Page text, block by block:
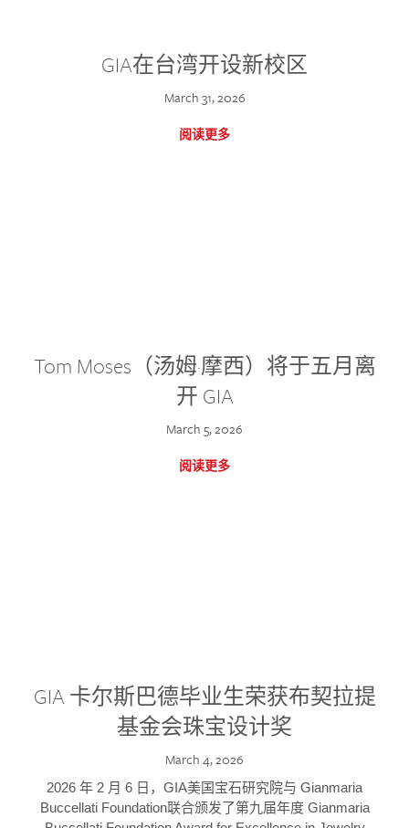
GIA在台湾开设新校区
March 31, 2026
阅读更多
Tom Moses（汤姆·摩西）将于五月离
开 GIA
March 5, 2026
阅读更多
GIA 卡尔斯巴德毕业生荣获布契拉提
基金会珠宝设计奖
March 4, 2026
2026 年 2 月 6 日，GIA美国宝石研究院与 Gianmaria
Buccellati Foundation联合颁发了第九届年度 Gianmaria